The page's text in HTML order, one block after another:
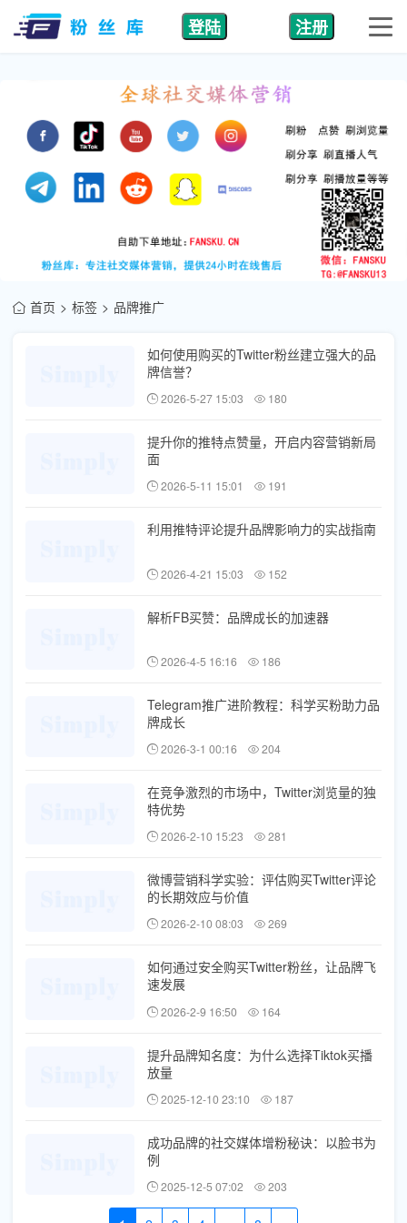
登陆 注册
首页 标签 品牌推广
如何使用购买的Twitter粉丝建立强大的品
牌信誉？
2026-5-27 15:03 180
提升你的推特点赞量，开启内容营销新局
面
2026-5-11 15:01 191
利用推特评论提升品牌影响力的实战指南
2026-4-21 15:03 152
解析FB买赞：品牌成长的加速器
2026-4-5 16:16 186
Telegram推广进阶教程：科学买粉助力品
牌成长
2026-3-1 00:16 204
在竞争激烈的市场中，Twitter浏览量的独
特优势
2026-2-10 15:23 281
微博营销科学实验：评估购买Twitter评论
的长期效应与价值
2026-2-10 08:03 269
如何通过安全购买Twitter粉丝，让品牌飞
速发展
2026-2-9 16:50 164
提升品牌知名度：为什么选择Tiktok买播
放量
2025-12-10 23:10 187
成功品牌的社交媒体增粉秘诀：以脸书为
例
2025-12-5 07:02 203